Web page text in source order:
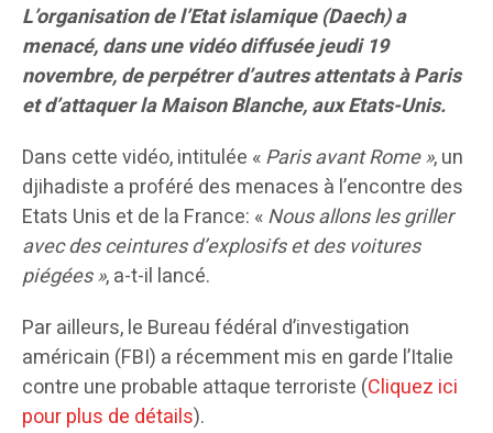
L’organisation de l’Etat islamique (Daech) a
menacé, dans une vidéo diffusée jeudi 19
novembre, de perpétrer d’autres attentats à Paris
et d’attaquer la Maison Blanche, aux Etats-Unis.
Dans cette vidéo, intitulée «Paris avant Rome », un
djihadiste a proféré des menaces à l’encontre des
Etats Unis et de la France: «Nous allons les griller
avec des ceintures d’explosifs et des voitures
piégées », a-t-il lancé.
Par ailleurs, le Bureau fédéral d’investigation
américain (FBI) a récemment mis en garde l’Italie
contre une probable attaque terroriste (Cliquez ici
pour plus de détails).